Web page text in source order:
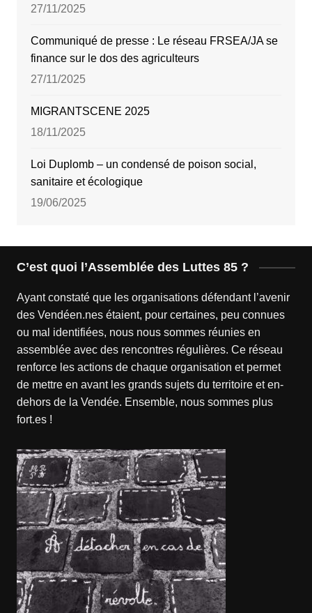
27/11/2025
Communiqué de presse : Le réseau FRSEA/JA se
finance sur le dos des agriculteurs
27/11/2025
MIGRANTSCENE 2025
18/11/2025
Loi Duplomb – un condensé de poison social,
sanitaire et écologique
19/06/2025
C’est quoi l’Assemblée des Luttes 85 ?
Ayant constaté que les organisations défendant l’avenir
des Vendéen.nes étaient, pour certaines, peu connues
ou mal identifiées, nous nous sommes réunies en
assemblée avec des rencontres régulières. Ce réseau
renforce les actions de chaque organisation et permet
de mettre en avant les grands sujets du territoire et en-
dehors de la Vendée. Ensemble, nous sommes plus
fort.es !